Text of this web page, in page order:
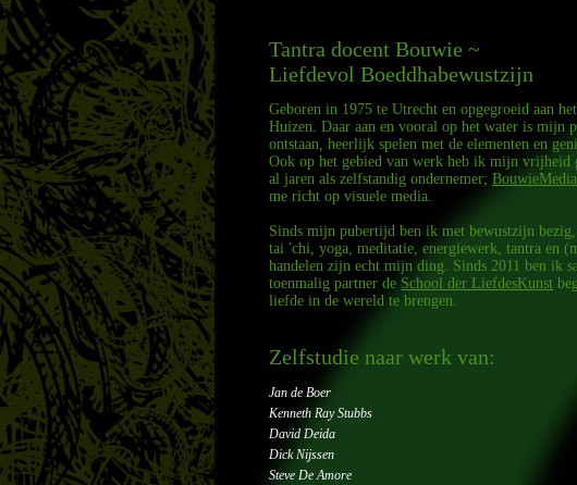
Tantra docent Bouwie ~
Liefdevol Boeddhabewustzijn
Geboren in 1975 te Utrecht en opgegroeid aan
Huizen. Daar aan en vooral op het water is mijn
ontstaan, heerlijk spelen met de elementen en
Ook op het gebied van werk heb ik mijn vrijheid
al jaren als zelfstandig ondernemer;
me richt op visuele media.
Sinds mijn pubertijd ben ik met bewustzijn
tai 'chi, yoga, meditatie, energiewerk, tantra en
handelen zijn echt mijn ding. Sinds 2011 ben ik
toenmalig partner de School der LiefdesKunst
liefde in de wereld te brengen.
Zelfstudie naar werk van:
Jan de Boer
Kenneth Ray Stubbs
David Deida
Dick Nijssen
Steve De Amore